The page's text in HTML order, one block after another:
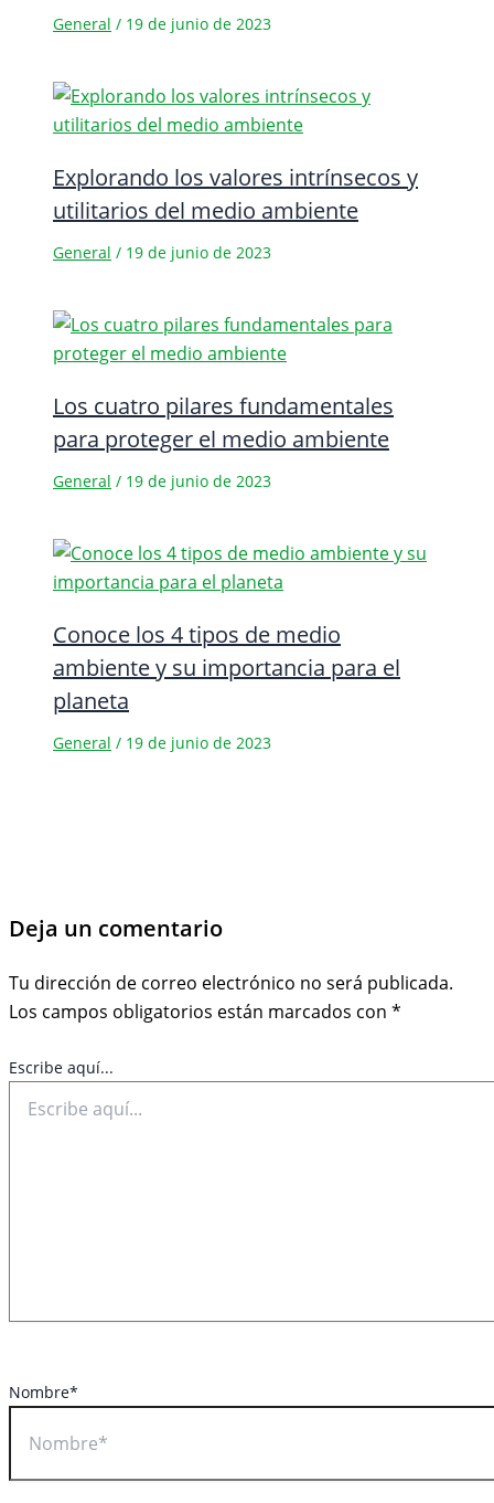
General / 19 de junio de 2023
Explorando los valores intrínsecos y
utilitarios del medio ambiente
General / 19 de junio de 2023
Los cuatro pilares fundamentales
para proteger el medio ambiente
General / 19 de junio de 2023
Conoce los 4 tipos de medio
ambiente y su importancia para el
planeta
General / 19 de junio de 2023
Deja un comentario
Tu dirección de correo electrónico no será publicada.
Los campos obligatorios están marcados con *
Escribe aquí...
Nombre*